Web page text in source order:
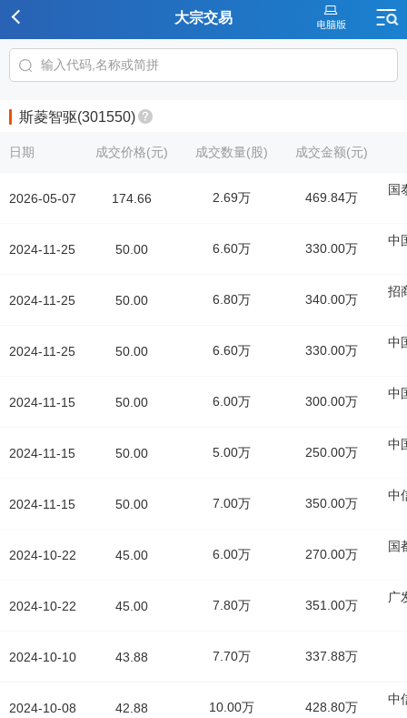
大宗交易
斯菱智驱(301550)
日期
2026-05-07
2024-11-25
2024-11-25
2024-11-25
2024-11-15
2024-11-15
2024-11-15
2024-10-22
2024-10-22
2024-10-10
2024-10-08
成交价格(元) 成交数量(股) 成交金额(元)
174.66 2.69万 469.84万
国
50.00 6.60万 330.00万
中
50.00 6.80万 340.00万
招
50.00 6.60万 330.00万
中
50.00 6.00万 300.00万
中
50.00 5.00万 250.00万
中
50.00 7.00万 350.00万
中
45.00 6.00万 270.00万
国
45.00 7.80万 351.00万
广
43.88 7.70万 337.88万
42.88 10.00万 428.80万
中